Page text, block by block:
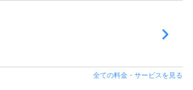
全ての料金・サービスを見る